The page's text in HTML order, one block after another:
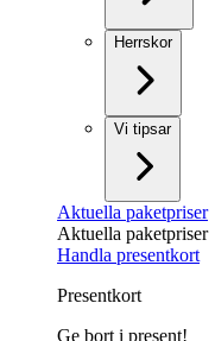
Herrskor
Vi tipsar
Aktuella paketpriser
Aktuella paketpriser
Handla presentkort
Presentkort
Ge bort i present!